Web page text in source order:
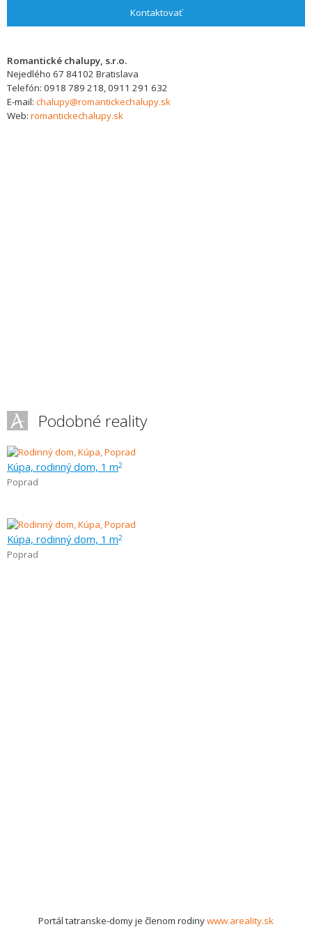
Kontaktovať
Romantické chalupy, s.r.o.
Nejedlého 67 84102 Bratislava
Telefón: 0918 789 218, 0911 291 632
E-mail: chalupy@romantickechalupy.sk
Web: romantickechalupy.sk
Podobné reality
Kúpa, rodinný dom, 1 m2
Poprad
Kúpa, rodinný dom, 1 m2
Poprad
Portál tatranske-domy je členom rodinywww.areality.sk